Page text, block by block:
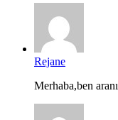
Rejane
Merhaba,ben